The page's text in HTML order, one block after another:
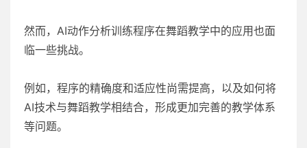
然而，AI动作分析训练程序在舞蹈教学中的应用也面
临一些挑战。
例如，程序的精确度和适应性尚需提高，以及如何将
AI技术与舞蹈教学相结合，形成更加完善的教学体系
等问题。